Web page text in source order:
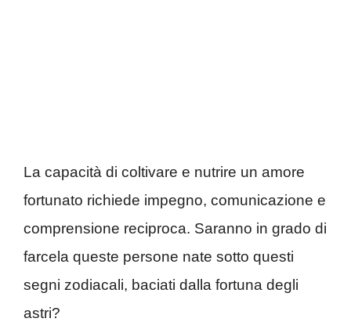
La capacità di coltivare e nutrire un amore
fortunato richiede impegno, comunicazione e
comprensione reciproca. Saranno in grado di
farcela queste persone nate sotto questi
segni zodiacali, baciati dalla fortuna degli
astri?